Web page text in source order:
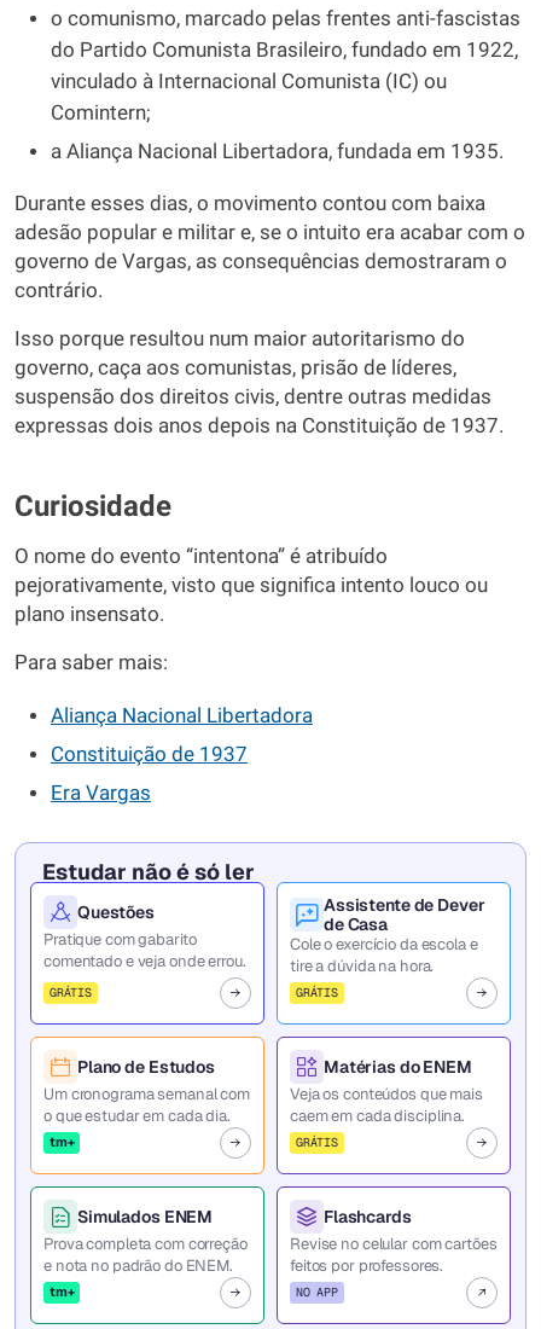
o comunismo, marcado pelas frentes anti-fascistas
do Partido Comunista Brasileiro, fundado em 1922,
vinculado à Internacional Comunista (IC) ou
Comintern;
a Aliança Nacional Libertadora, fundada em 1935.
Durante esses dias, o movimento contou com baixa
adesão popular e militar e, se o intuito era acabar com o
governo de Vargas, as consequências demostraram o
contrário.
Isso porque resultou num maior autoritarismo do
governo, caça aos comunistas, prisão de líderes,
suspensão dos direitos civis, dentre outras medidas
expressas dois anos depois na Constituição de 1937.
Curiosidade
O nome do evento “intentona” é atribuído
pejorativamente, visto que significa intento louco ou
plano insensato.
Para saber mais:
Aliança Nacional Libertadora
Constituição de 1937
Era Vargas
Estudar não é só ler
Questões
Pratique com gabarito
comentado e veja onde errou.
GRÁTIS
Assistente de Dever
de Casa
Cole o exercício da escola e
tire a dúvida na hora.
GRÁTIS
Plano de Estudos
Um cronograma semanal com
o que estudar em cada dia.
tm+
Matérias do ENEM
Veja os conteúdos que mais
caem em cada disciplina.
GRÁTIS
Simulados ENEM
Prova completa com correção
e nota no padrão do ENEM.
tm+
Flashcards
Revise no celular com cartões
feitos por professores.
NO APP